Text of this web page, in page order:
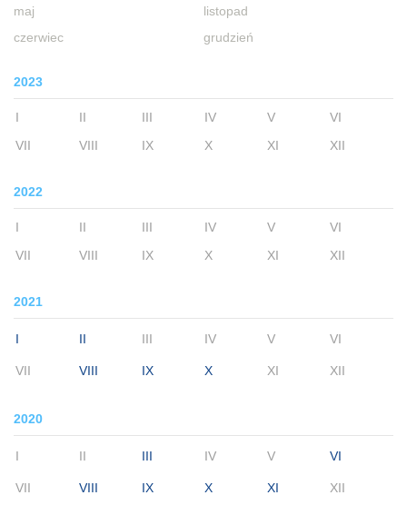
maj
czerwiec
listopad
grudzień
2023
I II III IV V
VI
VII
VIII IX X XI XII
2022
I II III IV V
VI
VII
VIII IX X XI XII
2021
I II III IV V VI
VII VIII IX X XI XII
2020
I II III IV V VI
VII VIII IX X XI XII